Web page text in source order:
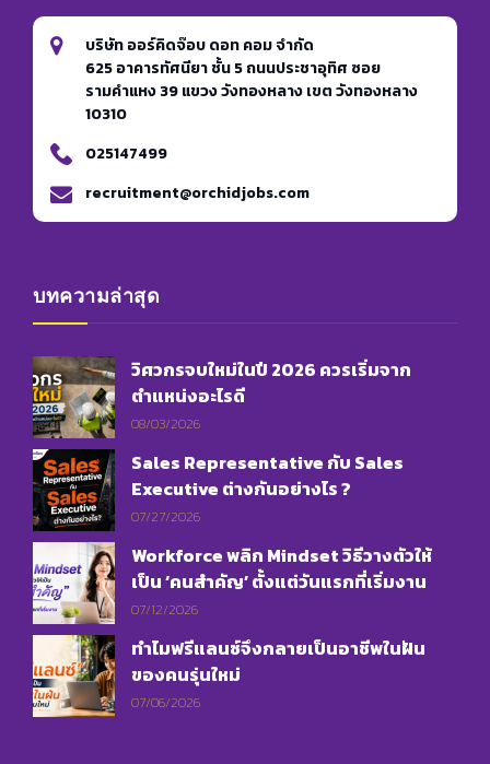
บริษัท ออร์คิดจ๊อบ ดอท คอม จำกัด
625 อาคารทัศนียา ชั้น 5 ถนนประชาอุทิศ ซอย
รามคำแหง 39 แขวง วังทองหลาง เขต วังทองหลาง
10310
025147499
recruitment@orchidjobs.com
บทความล่าสุด
วิศวกรจบใหม่ในปี 2026 ควรเริ่มจาก
ตำแหน่งอะไรดี
08/03/2026
Sales Representative กับ Sales
Executive ต่างกันอย่างไร ?
07/27/2026
Workforce พลิก Mindset วิธีวางตัวให้
เป็น ‘คนสำคัญ’ ตั้งแต่วันแรกที่เริ่มงาน
07/12/2026
ทำไมฟรีแลนซ์จึงกลายเป็นอาชีพในฝัน
ของคนรุ่นใหม่
07/06/2026